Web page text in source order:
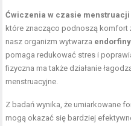
Ćwiczenia w czasie menstruacji
które znacząco podnoszą komfort
nasz organizm wytwarza endorfiny
pomaga redukować stres i
fizyczna ma także działanie
menstruacyjne.
Z badań wynika, że umiarkowane
mogą okazać się bardziej